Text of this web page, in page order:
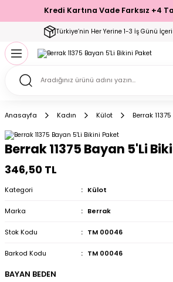
Kredi Kartına Vade Farksız +4
Türkiye’nin Her Yerine 1-3 İş Günü
Geri Dön
& Büstiyer Takım
Geri Dön
Geri Dön
Geri Dön
Setler
Geri Dön
Geri Dön
Geri Dön
Çorap
Geri Dön
Geri Dön
Anasayfa Kadın Külot Berrak
Berrak 11375 Bayan 5'Li
346,50 TL
Kategori Külot
Marka Berrak
Stok Kodu TM 00046
Barkod Kodu TM 00046
BAYAN BEDEN